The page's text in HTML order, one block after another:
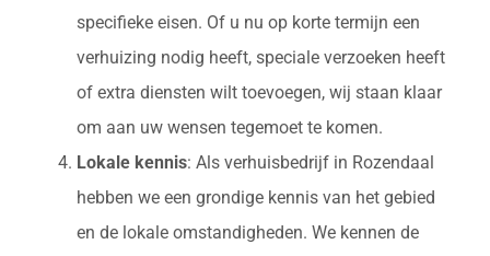
specifieke eisen. Of u nu op korte termijn een
verhuizing nodig heeft, speciale verzoeken heeft
of extra diensten wilt toevoegen, wij staan klaar
om aan uw wensen tegemoet te komen.
Lokale kennis: Als verhuisbedrijf in Rozendaal
hebben we een grondige kennis van het gebied
en de lokale omstandigheden. We kennen de